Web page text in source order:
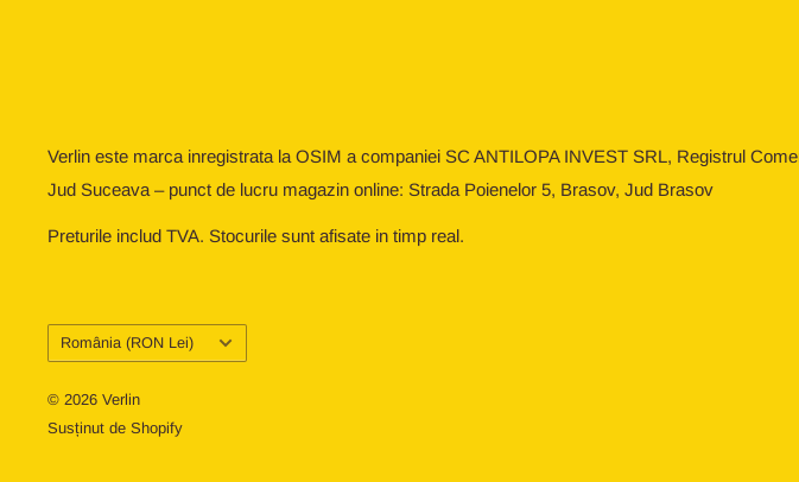
Verlin este marca inregistrata la OSIM a companiei SC ANTILOPA INVEST SRL, Registrul
Jud Suceava – punct de lucru magazin online: Strada Poienelor 5, Brasov, Jud Brasov
Preturile includ TVA. Stocurile sunt afisate in timp real.
Țară/regiune
România (RON Lei)
© 2026 Verlin
Susținut de Shopify